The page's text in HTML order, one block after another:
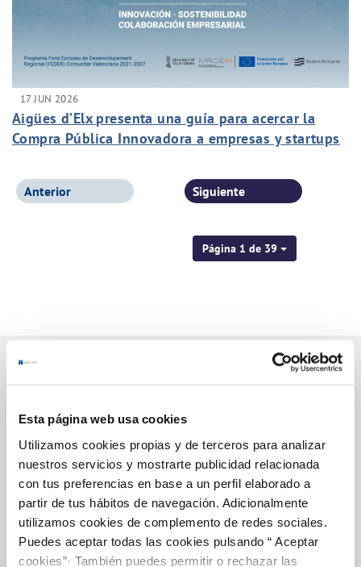
Esta página web usa cookies
Utilizamos cookies propias y de terceros para analizar
nuestros servicios y mostrarte publicidad relacionada
con tus preferencias en base a un perfil elaborado a
partir de tus hábitos de navegación. Adicionalmente
utilizamos cookies de complemento de redes sociales.
Puedes aceptar todas las cookies pulsando “ Aceptar
cookies”· También puedes permitir o rechazar las
17 JUN 2026
Aigües d’Elx presenta una guía para acercar la
Compra Pública Innovadora a empresas y startups
Página 1 de 39
Anterior Siguiente
Gestiones Online
FACTURAS, PAGOS Y CONSUMOS
CONTRATOS
MODIFICACIÓN DE DATOS
INCIDENCIAS